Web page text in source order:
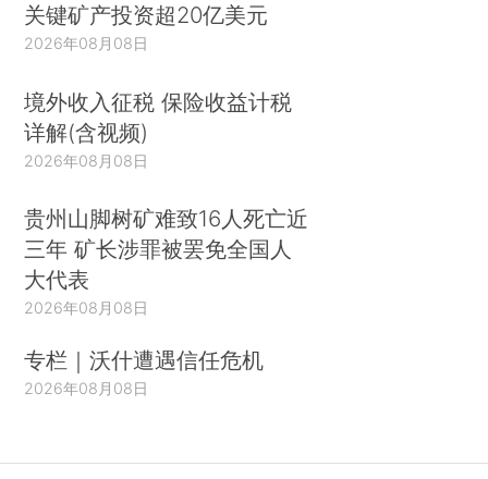
关键矿产投资超20亿美元
2026年08月08日
境外收入征税 保险收益计税
详解(含视频)
2026年08月08日
贵州山脚树矿难致16人死亡近
三年 矿长涉罪被罢免全国人
大代表
2026年08月08日
专栏｜沃什遭遇信任危机
2026年08月08日